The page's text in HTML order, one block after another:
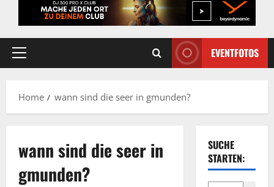
Primary
EVENTFOTOS
Home wann sind die seer in gmunden?
wann sind die seer in
gmunden?
SUCHE
STARTEN: